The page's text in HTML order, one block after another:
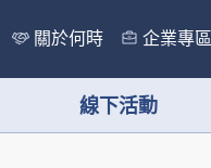
關於何時 企業專區
線下活動